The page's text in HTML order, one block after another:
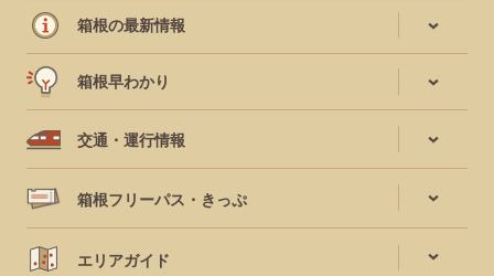
箱根の最新情報
箱根早わかり
交通・運行情報
箱根フリーパス・きっぷ
エリアガイド